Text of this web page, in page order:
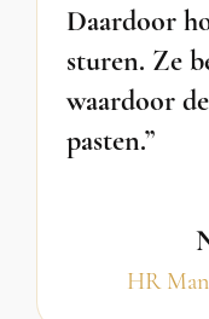
Daardoor
sturen. Ze
waardoor
pasten.”
HR